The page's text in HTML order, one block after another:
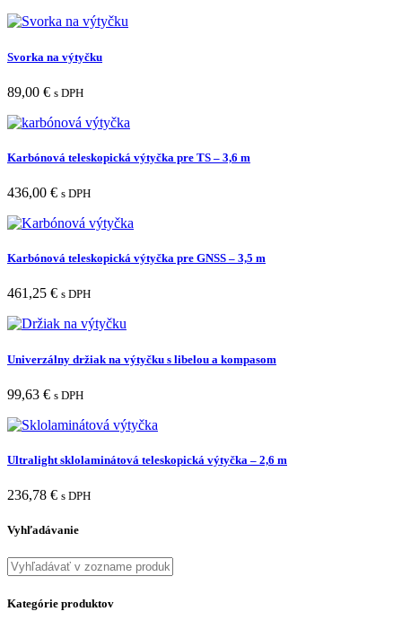
Svorka na výtyčku
89,00 € s DPH
Karbónová teleskopická výtyčka pre TS – 3,6 m
436,00 € s DPH
Karbónová teleskopická výtyčka pre GNSS – 3,5 m
461,25 € s DPH
Univerzálny držiak na výtyčku s libelou a kompasom
99,63 € s DPH
Ultralight sklolaminátová teleskopická výtyčka – 2,6 m
236,78 € s DPH
Vyhľadávanie
Kategórie produktov